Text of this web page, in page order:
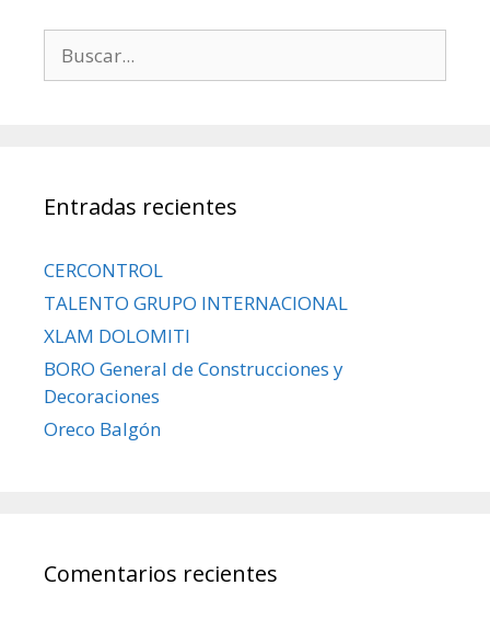
Entradas recientes
CERCONTROL
TALENTO GRUPO INTERNACIONAL
XLAM DOLOMITI
BORO General de Construcciones y
Decoraciones
Oreco Balgón
Comentarios recientes